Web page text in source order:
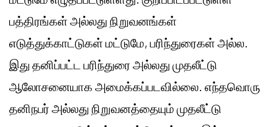
பத்திரங்கள் அல்லது நிறுவனங்கள்
எடுத்துக்காட்டுகள் மட்டுமே, பரிந்துரைகள் அல்ல.
இது தனிப்பட்ட பரிந்துரை அல்லது முதலீட்டு
ஆலோசனையாக அமைக்கப்படவில்லை. எந்தவொரு
தனிநபர் அல்லது நிறுவனத்தையும் முதலீட்டு